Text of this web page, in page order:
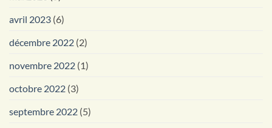
avril 2023 (6)
décembre 2022 (2)
novembre 2022 (1)
octobre 2022 (3)
septembre 2022 (5)